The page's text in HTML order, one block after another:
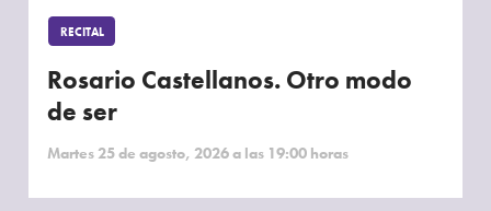
RECITAL
Rosario Castellanos. Otro modo
de ser
Martes 25 de agosto, 2026 a las 19:00 horas